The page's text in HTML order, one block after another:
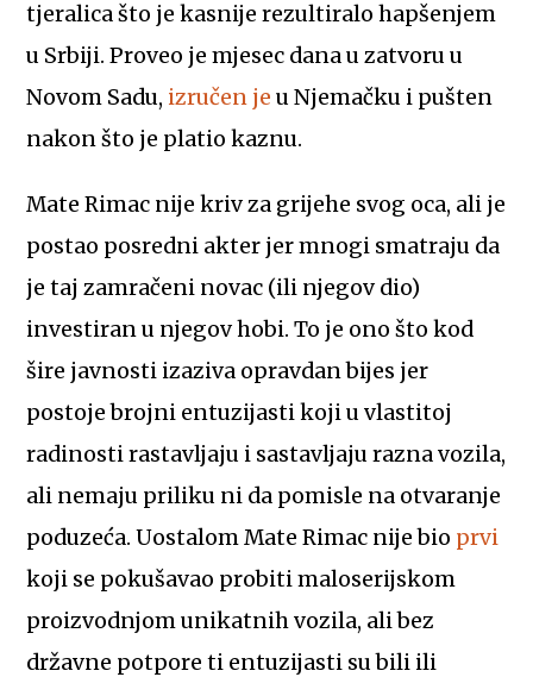
tjeralica što je kasnije rezultiralo hapšenjem
u Srbiji. Proveo je mjesec dana u zatvoru u
Novom Sadu, izručen je u Njemačku i pušten
nakon što je platio kaznu.
Mate Rimac nije kriv za grijehe svog oca, ali je
postao posredni akter jer mnogi smatraju da
je taj zamračeni novac (ili njegov dio)
investiran u njegov hobi. To je ono što kod
šire javnosti izaziva opravdan bijes jer
postoje brojni entuzijasti koji u vlastitoj
radinosti rastavljaju i sastavljaju razna vozila,
ali nemaju priliku ni da pomisle na otvaranje
poduzeća. Uostalom Mate Rimac nije bio prvi
koji se pokušavao probiti maloserijskom
proizvodnjom unikatnih vozila, ali bez
državne potpore ti entuzijasti su bili ili